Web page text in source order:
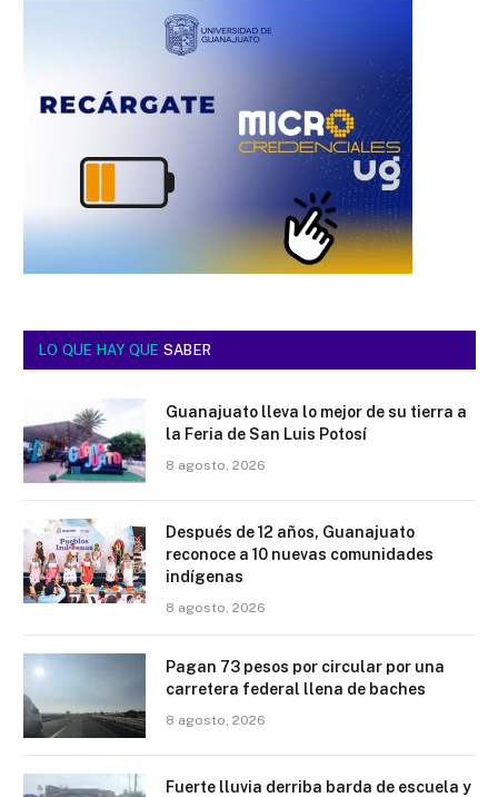
LO QUE HAY QUE SABER
Guanajuato lleva lo mejor de su tierra a
la Feria de San Luis Potosí
8 agosto, 2026
Después de 12 años, Guanajuato
reconoce a 10 nuevas comunidades
indígenas
8 agosto, 2026
Pagan 73 pesos por circular por una
carretera federal llena de baches
8 agosto, 2026
Fuerte lluvia derriba barda de escuela y